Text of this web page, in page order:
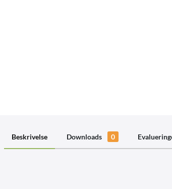
Beskrivelse Downloads 0